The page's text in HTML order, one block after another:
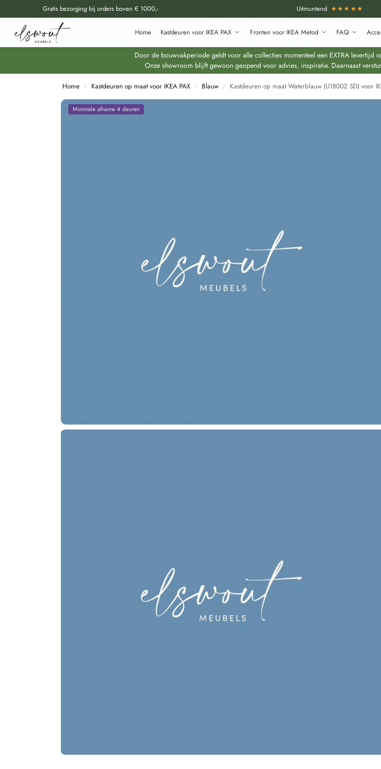
Gratis bezorging bij orders boven € 1000,- Uitmuntend ★★★★★
Home Kastdeuren voor IKEA PAX Fronten voor IKEA Metod FAQ
Doorzoek al onze producten
Door de bouwvakperiode geldt voor alle collecties momenteel een EXTRA levertijd
Onze showroom blijft gewoon geopend voor advies, inspiratie. Daarnaast
Home / Kastdeuren op maat voor IKEA PAX / Blauw / Kastdeuren op maat Waterblauw (U18002 SD) voor
Minimale afname 4 deuren